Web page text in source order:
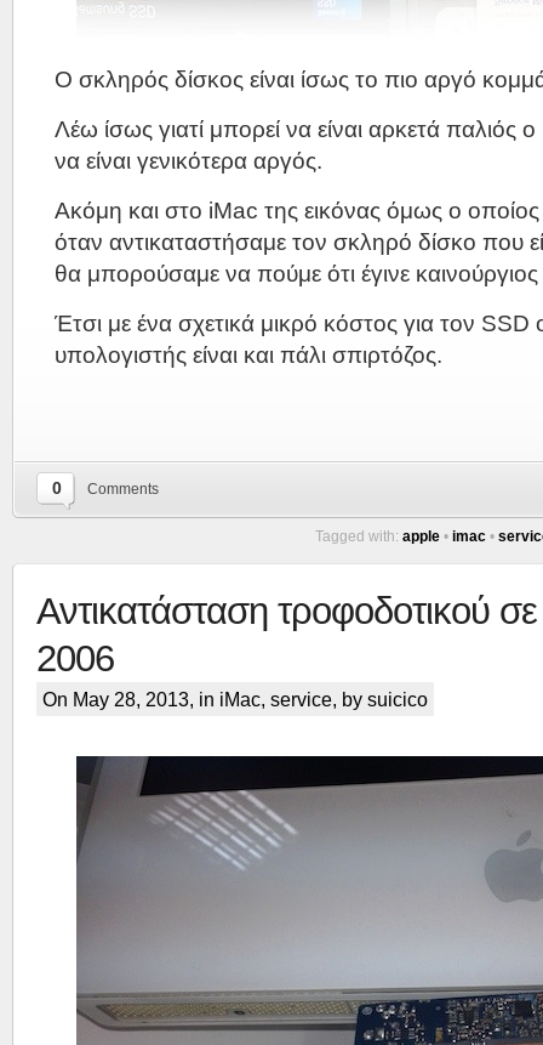
Ο σκληρός δίσκος είναι ίσως το πιο αργό
Λέω ίσως γιατί μπορεί να είναι αρκετά παλιός
να είναι γενικότερα αργός.
Ακόμη και στο iMac της εικόνας όμως ο
όταν αντικαταστήσαμε τον σκληρό δίσκο που
θα μπορούσαμε να πούμε ότι έγινε
Έτσι με ένα σχετικά μικρό κόστος για τον SSD
υπολογιστής είναι και πάλι σπιρτόζος.
0 Comments
Tagged with: apple • imac •
Αντικατάσταση τροφοδοτικού
2006
On May 28, 2013, in iMac, service, by suicico